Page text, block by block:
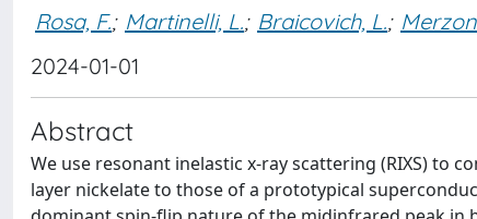
Rosa, F.; Martinelli, L.; Braicovich, L.;
2024-01-01
Abstract
We use resonant inelastic x-ray scattering (RIXS) to
layer nickelate to those of a prototypical